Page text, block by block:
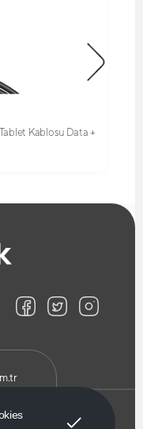
Kablosu Data +